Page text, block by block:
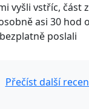
vyšli vstříc, část
asi 30 hod
poslali
Přečíst další